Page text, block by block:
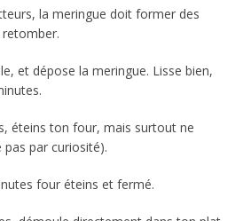
la meringue doit former des
et dépose la meringue. Lisse bien,
éteins ton four, mais surtout ne
pas par curiosité).
four éteins et fermé.